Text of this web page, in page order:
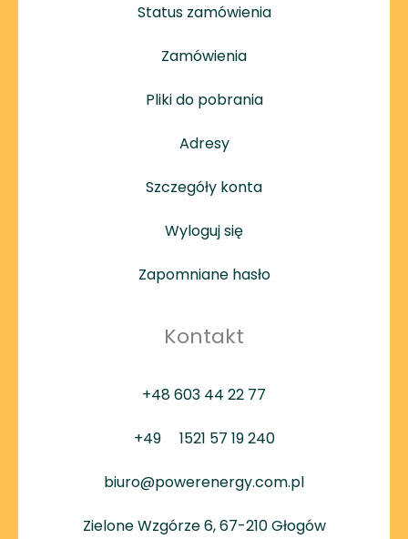
Status zamówienia
Zamówienia
Pliki do pobrania
Adresy
Szczegóły konta
Wyloguj się
Zapomniane hasło
Kontakt
+48 603 44 22 77
+49 1521 57 19 240
biuro@powerenergy.com.pl
Zielone Wzgórze 6, 67-210 Głogów